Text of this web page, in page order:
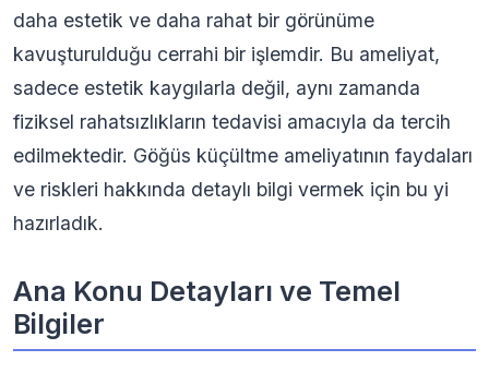
daha estetik ve daha rahat bir görünüme
kavuşturulduğu cerrahi bir işlemdir. Bu ameliyat,
sadece estetik kaygılarla değil, aynı zamanda
fiziksel rahatsızlıkların tedavisi amacıyla da tercih
edilmektedir. Göğüs küçültme ameliyatının faydaları
ve riskleri hakkında detaylı bilgi vermek için bu yi
hazırladık.
Ana Konu Detayları ve Temel
Bilgiler